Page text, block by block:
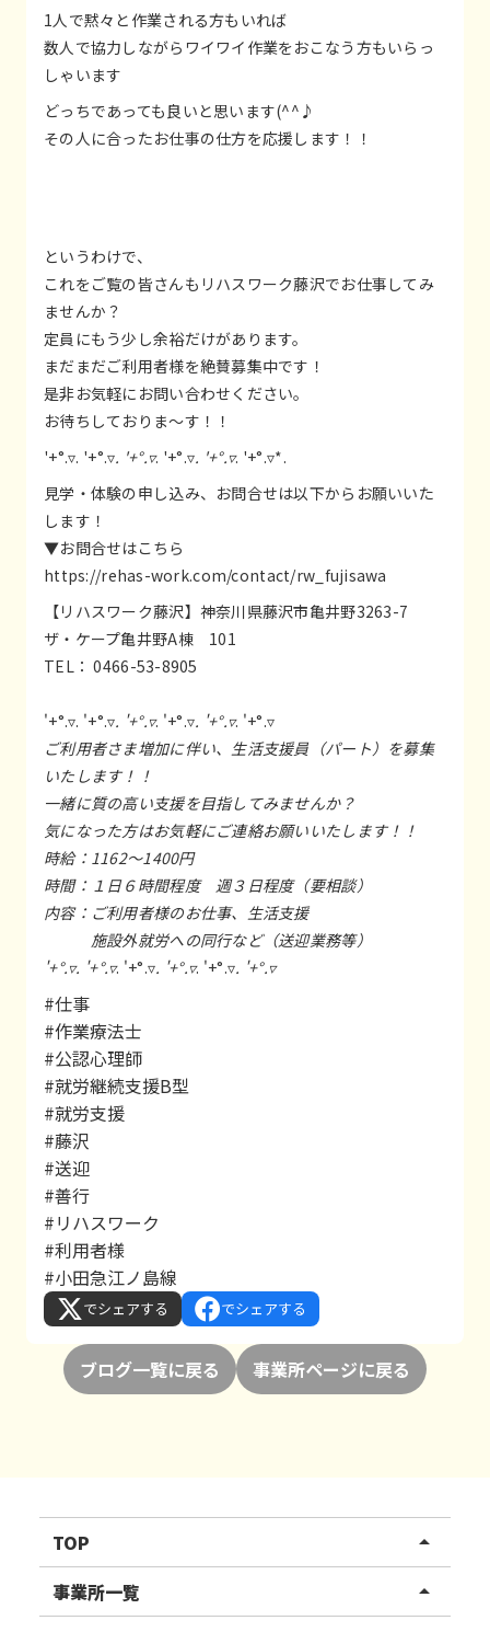
1人で黙々と作業される方もいれば
数人で協力しながらワイワイ作業をおこなう方もいらっ
しゃいます
どっちであっても良いと思います(^^♪
その人に合ったお仕事の仕方を応援します！！
というわけで、
これをご覧の皆さんもリハスワーク藤沢でお仕事してみ
ませんか？
定員にもう少し余裕だけがあります。
まだまだご利用者様を絶賛募集中です！
是非お気軽にお問い合わせください。
お待ちしておりま～す！！
'+°.▿. '+°.▿. '+°.▿. '+°.▿. '+°.▿. '+°.▿*.
見学・体験の申し込み、お問合せは以下からお願いいた
します！
▼お問合せはこちら
https://rehas-work.com/contact/rw_fujisawa
【リハスワーク藤沢】神奈川県藤沢市亀井野3263-7
ザ・ケープ亀井野A棟 101
TEL： 0466-53-8905
'+°.▿. '+°.▿. '+°.▿. '+°.▿. '+°.▿. '+°.▿
ご利用者さま増加に伴い、生活支援員（パート）を募集
いたします！！
一緒に質の高い支援を目指してみませんか？
気になった方はお気軽にご連絡お願いいたします！！
時給：1162～1400円
時間：１日６時間程度 週３日程度（要相談）
内容：ご利用者様のお仕事、生活支援
施設外就労への同行など（送迎業務等）
'+°.▿. '+°.▿. '+°.▿. '+°.▿. '+°.▿. '+°.▿
#仕事
#作業療法士
#公認心理師
#就労継続支援B型
#就労支援
#藤沢
#送迎
#善行
#リハスワーク
#利用者様
#小田急江ノ島線
でシェアする でシェアする
ブログ一覧に戻る 事業所ページに戻る
TOP arrow_drop_up
リハスワーク
事業所一覧 arrow_drop_up